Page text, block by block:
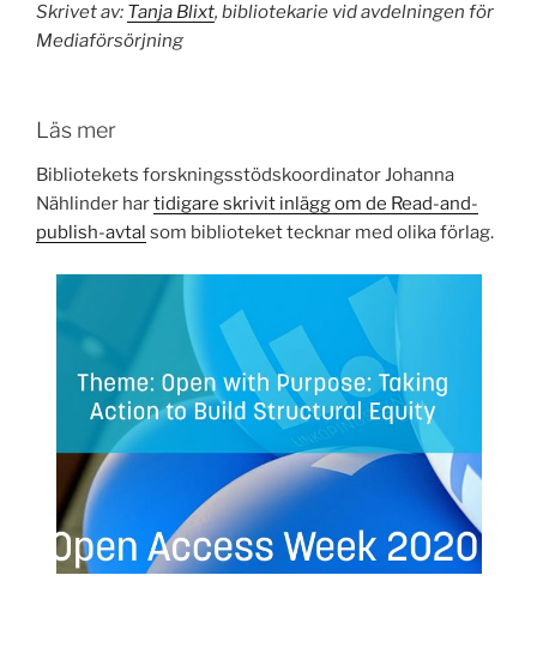
Skrivet av: Tanja Blixt, bibliotekarie vid avdelningen för
Mediaförsörjning
Läs mer
Bibliotekets forskningsstödskoordinator Johanna
Nählinder hartidigare skrivit inlägg om de Read-and-
publish-avtal som biblioteket tecknar med olika förlag.